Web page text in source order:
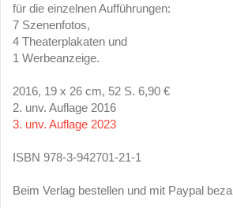
für die einzelnen Aufführungen:
7 Szenenfotos,
4 Theaterplakaten und
1 Werbeanzeige.
2016, 19 x 26 cm, 52 S. 6,90 €
2. unv. Auflage 2016
3. unv. Auflage 2023
ISBN 978-3-942701-21-1
Beim Verlag bestellen und mit Paypal